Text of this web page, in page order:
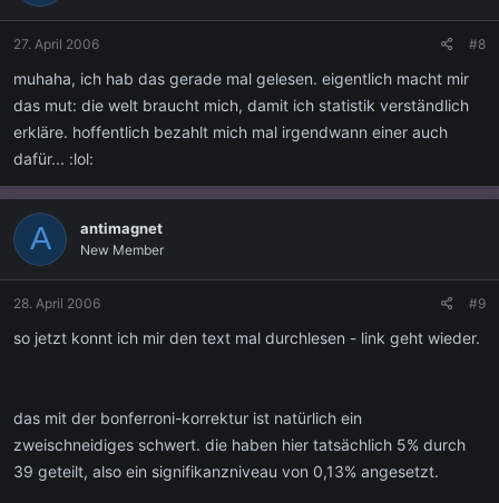
27. April 2006 #8
muhaha, ich hab das gerade mal gelesen. eigentlich macht mir
das mut: die welt braucht mich, damit ich statistik verständlich
erkläre. hoffentlich bezahlt mich mal irgendwann einer auch
dafür... :lol:
A antimagnet
New Member
28. April 2006 #9
so jetzt konnt ich mir den text mal durchlesen - link geht wieder.
das mit der bonferroni-korrektur ist natürlich ein
zweischneidiges schwert. die haben hier tatsächlich 5% durch
39 geteilt, also ein signifikanzniveau von 0,13% angesetzt.